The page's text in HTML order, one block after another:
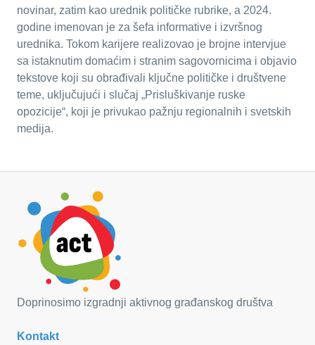
novinar, zatim kao urednik političke rubrike, a 2024.
godine imenovan je za šefa informative i izvršnog
urednika. Tokom karijere realizovao je brojne intervjue
sa istaknutim domaćim i stranim sagovornicima i objavio
tekstove koji su obrađivali ključne političke i društvene
teme, uključujući i slučaj „Prisluškivanje ruske
opozicije“, koji je privukao pažnju regionalnih i svetskih
medija.
Doprinosimo izgradnji aktivnog građanskog društva
Kontakt